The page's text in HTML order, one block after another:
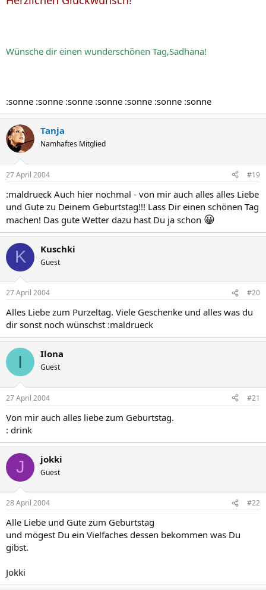
Wünsche dir einen wunderschönen Tag,Sadhana!
:sonne :sonne :sonne :sonne :sonne :sonne :sonne
Tanja
Namhaftes Mitglied
27 April 2004 #19
:maldrueck Auch hier nochmal - von mir auch alles alles Liebe
und Gute zu Deinem Geburtstag!!! Lass Dir einen schönen Tag
machen! Das gute Wetter dazu hast Du ja schon 😀
K Kuschki
Guest
27 April 2004 #20
Alles Liebe zum Purzeltag. Viele Geschenke und alles was du
dir sonst noch wünschst :maldrueck
I Ilona
Guest
27 April 2004 #21
Von mir auch alles liebe zum Geburtstag.
: drink
J jokki
Guest
28 April 2004 #22
Alle Liebe und Gute zum Geburtstag
und mögest Du ein Vielfaches dessen bekommen was Du
gibst.
Jokki